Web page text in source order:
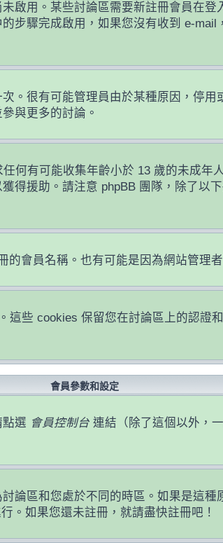
啟用。某些討論區需要新註冊會員在
步驟完成啟用，如果您沒有收到 e-
。很有可能管理員由於某種原因，停
與更多的討論。
何有可能收集年齡小於 13 歲的未成
得援助。請注意 phpBB 團隊，除了以
會員名稱。也有可能是因為網站管理
這些 cookies 保留您在討論區上的認證
會員參數和設定
選 會員控制台 連結（除了這個以外，
論區和您處於不同的時區。如果是這
。如果您還未註冊，就請盡快註冊吧！